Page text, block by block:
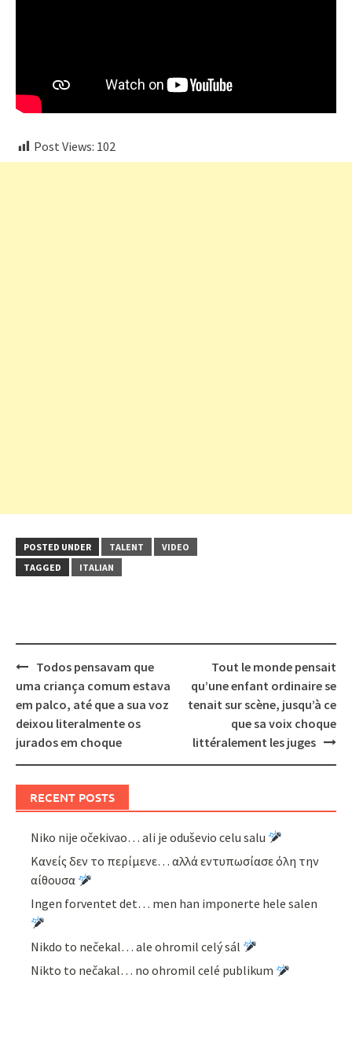
Post Views: 102
POSTED UNDER TALENT
VIDEO
TAGGED
ITALIAN
Post
navigation
Todos pensavam que
uma criança comum estava
em palco, até que a sua voz
deixou literalmente os
jurados em choque
Tout le monde pensait
qu’une enfant ordinaire se
tenait sur scène, jusqu’à ce
que sa voix choque
littéralement les juges
RECENT POSTS
Niko nije očekivao… ali je oduševio celu salu
Κανείς δεν το περίμενε… αλλά εντυπωσίασε όλη την
αίθουσα
Ingen forventet det… men han imponerte hele salen
Nikdo to nečekal… ale ohromil celý sál
Nikto to nečakal… no ohromil celé publikum